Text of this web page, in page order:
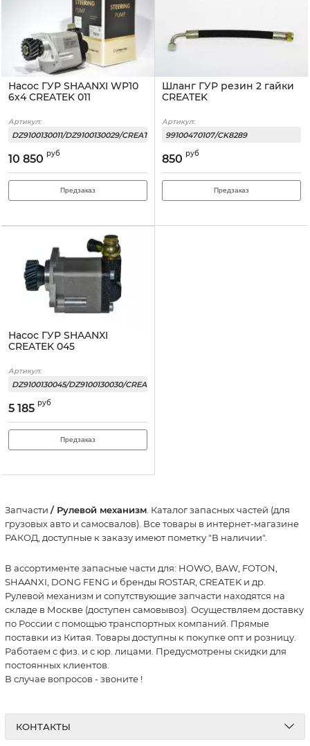
Насос ГУР SHAANXI WP10
6х4 CREATEK 011
Артикул:
DZ9100130011/DZ9100130029/CREATEK
10 850 руб
Предзаказ
Шланг ГУР резин 2 гайки
CREATEK
Артикул:
99100470107/CK8289
850 руб
Предзаказ
Насос ГУР SHAANXI
CREATEK 045
Артикул:
DZ9100130045/DZ9100130030/CREATEK
5 185 руб
Предзаказ
Запчасти / Рулевой механизм . Каталог запасных частей (для
грузовых авто и самосвалов). Все товары в интернет-магазине
РАКОД, доступные к заказу имеют пометку "В наличии".
В ассортименте запасные части для: HOWO, BAW, FOTON,
SHAANXI, DONG FENG и бренды ROSTAR, CREATEK и др.
Рулевой механизм и сопутствующие запчасти находятся на
складе в Москве (доступен самовывоз). Осуществляем доставку
по России с помощью транспортных компаний. Прямые
поставки из Китая. Товары доступны к покупке опт и розницу.
Работаем с физ. и с юр. лицами. Предусмотрены скидки для
постоянных клиентов.
В случае вопросов - звоните !
КОНТАКТЫ